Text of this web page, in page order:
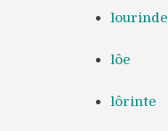
lourinde
lôe
lôrinte